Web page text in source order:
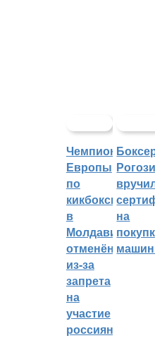
Чемпионат
Европы
по
кикбоксингу
в
Молдавии
отменён
из-за
запрета
на
участие
россиян
на